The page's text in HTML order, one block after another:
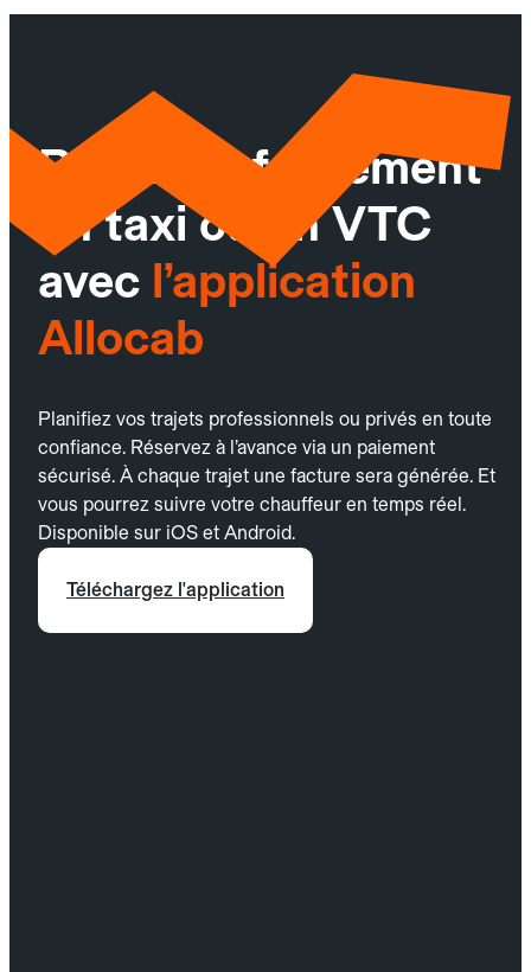
Réservez facilement
un taxi ou un VTC
avec l’application
Allocab
Planifiez vos trajets professionnels ou privés en toute
confiance. Réservez à l’avance via un paiement
sécurisé. À chaque trajet une facture sera générée. Et
vous pourrez suivre votre chauffeur en temps réel.
Disponible sur iOS et Android.
Téléchargez l'application